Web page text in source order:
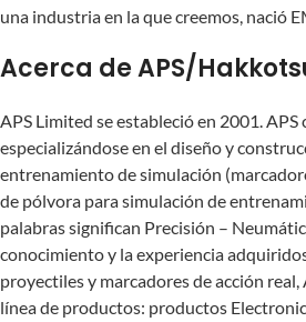
una industria en la que creemos, nació
Acerca de APS/
APS Limited se estableció en 2001. APS
especializándose en el diseño y
entrenamiento de simulación
de pólvora para simulación de
palabras significan Precisión –
conocimiento y la experiencia
proyectiles y marcadores de acción real,
línea de productos: productos